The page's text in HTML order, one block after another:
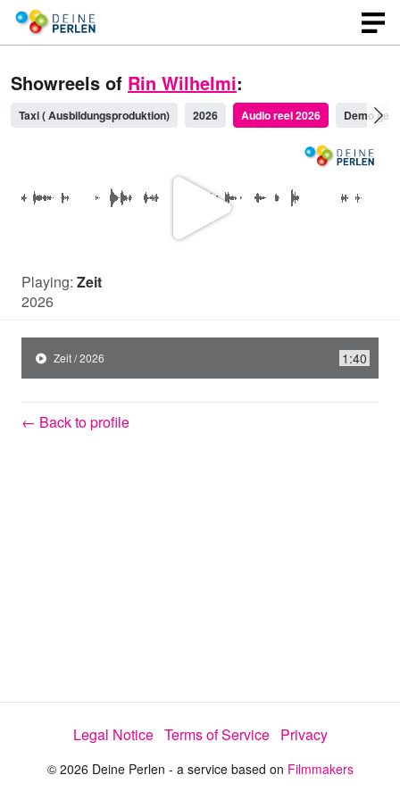
Showreels of Rin Wilhelmi:
Taxi ( Ausbildungsproduktion) 2026 Audio reel 2026 Demo
P
a
o
Playing: Zeit
2026
Zeit / 2026 1:40
← Back to profile
Legal Notice Terms of Service Privacy
© 2026 Deine Perlen - a service based on Filmmakers